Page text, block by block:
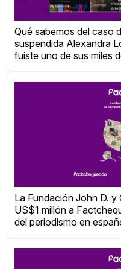
Qué sabemos del caso
suspendida Alexandra
fuiste uno de sus miles
La Fundación John D.
US$1 millón a
del periodismo en